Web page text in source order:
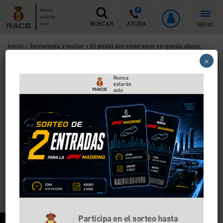
Nunca
estarás
solo
BUSCAR AYUDA MENÚ
Inicio > Tecnología y motor > El pedal del embrague se queda abajo,
El pedal del embrague se
queda abajo, ¿cuál es el
motivo?
El pedal del embrague se va desgastando con el uso y
el tiempo, y mucho más si tu conducción es brusca o
vas mucho por la ciudad. Una de las averías que
pueden surgir es que el pedal del embrague se quede
abajo. Te contamos cuáles son las causas.
Participa en el sorteo hasta
×